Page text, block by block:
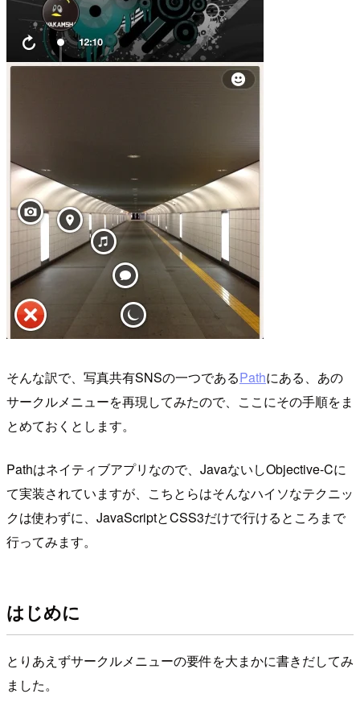
そんな訳で、写真共有SNSの一つであるPathにある、あの
サークルメニューを再現してみたので、ここにその手順をま
とめておくとします。
Pathはネイティブアプリなので、JavaないしObjective-Cに
て実装されていますが、 こちとらはそんなハイソなテクニッ
クは使わずに 、JavaScriptとCSS3だけで行けるところまで
行ってみます。
はじめに
とりあえずサークルメニューの要件を大まかに書きだしてみ
ました。